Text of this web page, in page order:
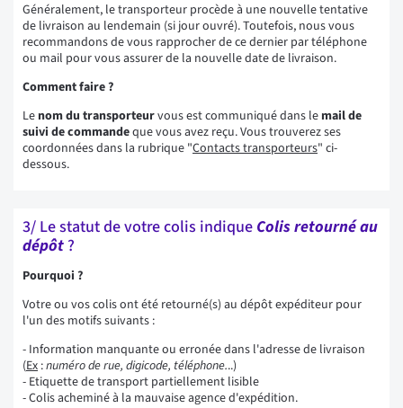
Généralement, le transporteur procède à une nouvelle tentative
de livraison au lendemain (si jour ouvré). Toutefois, nous vous
recommandons de vous rapprocher de ce dernier par téléphone
ou mail pour vous assurer de la nouvelle date de livraison.
Comment faire ?
Le nom du transporteurvous est communiqué dans le mail de
suivi de commandeque vous avez reçu. Vous trouverez ses
coordonnées dans la rubrique "Contacts transporteurs" ci-
dessous.
3/ Le statut de votre colis indique Colis retourné au
dépôt ?
Pourquoi ?
Votre ou vos colis ont été retourné(s) au dépôt expéditeur pour
l'un des motifs suivants :
- Information manquante ou erronée dans l'adresse de livraison
(Ex :numéro de rue, digicode, téléphone...)
- Etiquette de transport partiellement lisible
- Colis acheminé à la mauvaise agence d'expédition.